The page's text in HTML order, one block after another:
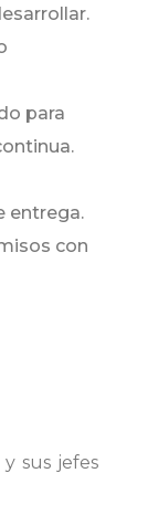
para
entrega.
con
sus jefes